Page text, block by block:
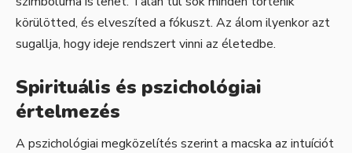
körülötted, és elveszíted a fókuszt. Az álom ilyenkor azt
sugallja, hogy ideje rendszert vinni az életedbe.
Spirituális és pszichológiai
értelmezés
A pszichológiai megközelítés szerint a macska az intuíciót